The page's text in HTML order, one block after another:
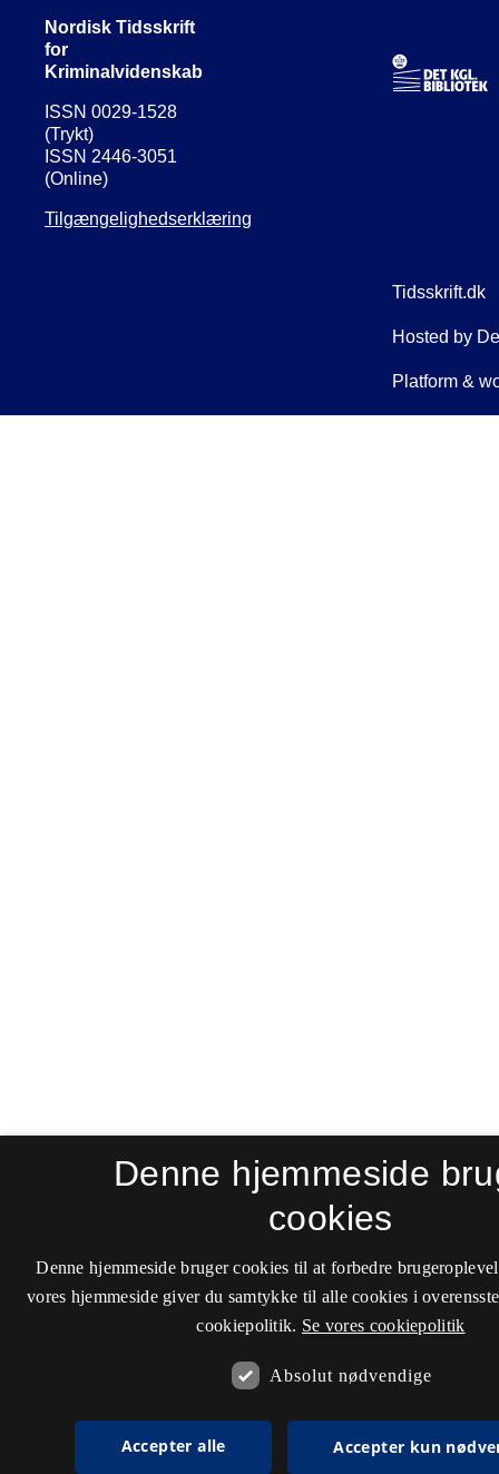
Nordisk Tidsskrift
for
Kriminalvidenskab
ISSN 0029-1528
(Trykt)
ISSN 2446-3051
(Online)
Tilgængelighedserklæring
Denne hjemmeside
cookies
Denne hjemmeside bruger cookies til at forbedre
vores hjemmeside giver du samtykke til alle cookies i
cookiepolitik. Se vores cookiepolitik
Absolut nødvendige
Accepter alle Accepter kun